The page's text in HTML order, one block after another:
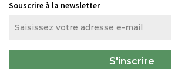
Souscrire à la newsletter